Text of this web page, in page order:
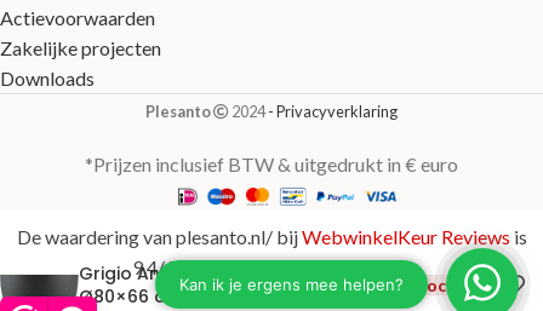
Actievoorwaarden
Zakelijke projecten
Downloads
Plesanto 2024- Privacyverklaring
*Prijzen inclusief BTW & uitgedrukt in € euro
Grigio Antraciet
Ø80×66 cm
€478,00 Uitverkocht
De waardering van plesanto.nl/ bijWebwinkelKeur Reviews is
9.4/10 gebaseerd op 123 reviews.